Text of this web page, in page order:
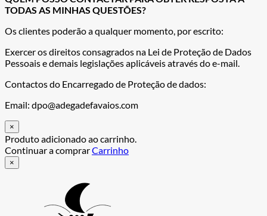
TODAS AS MINHAS QUESTÕES?
Os clientes poderão a qualquer momento, por escrito:
Exercer os direitos consagrados na Lei de Proteção de Dados
Pessoais e demais legislações aplicáveis através do e-mail.
Contactos do Encarregado de Proteção de dados:
Email: dpo@adegadefavaios.com
×
Produto adicionado ao carrinho.
Continuar a comprarCarrinho
×